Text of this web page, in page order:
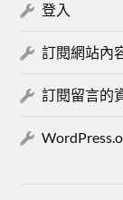
登入
訂閱網站內
訂閱留言的